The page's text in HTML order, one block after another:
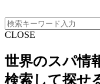
CLOSE
世界のスパ情
検索して探せ